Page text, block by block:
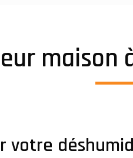
maison
votre